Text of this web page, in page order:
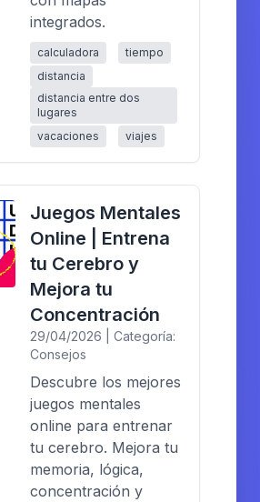
integrados.
calculadora
tiempo
distancia
distancia entre dos
lugares
vacaciones
viajes
Juegos Mentales
Online | Entrena
tu Cerebro y
Mejora tu
Concentración
29/04/2026 | Categoría:
Consejos
Descubre los mejores
juegos mentales
online para entrenar
tu cerebro. Mejora tu
memoria, lógica,
concentración y